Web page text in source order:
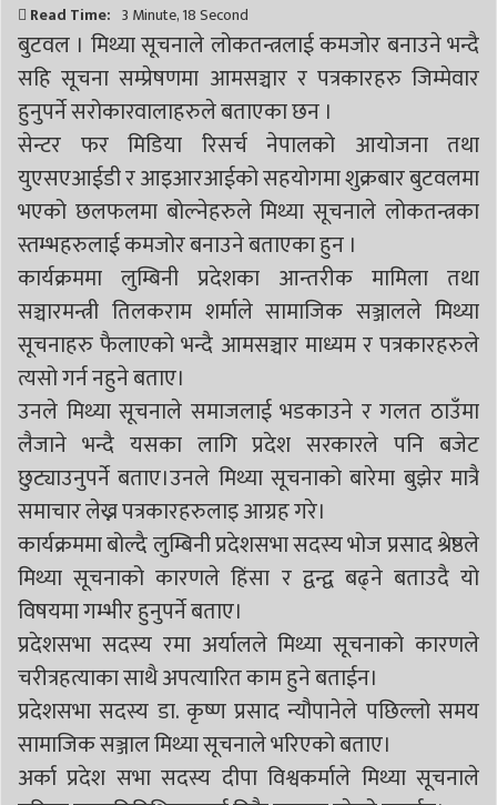
Read Time: 3 Minute, 18 Second
बुटवल । मिथ्या सूचनाले लोकतन्त्रलाई कमजोर बनाउने भन्दै
सहि सूचना सम्प्रेषणमा आमसञ्चार र पत्रकारहरु जिम्मेवार
हुनुपर्ने सरोकारवालाहरुले बताएका छन ।
सेन्टर फर मिडिया रिसर्च नेपालको आयोजना तथा
युएसएआईडी र आइआरआईको सहयोगमा शुक्रबार बुटवलमा
भएको छलफलमा बोल्नेहरुले मिथ्या सूचनाले लोकतन्त्रका
स्तम्भहरुलाई कमजोर बनाउने बताएका हुन ।
कार्यक्रममा लुम्बिनी प्रदेशका आन्तरीक मामिला तथा
सञ्चारमन्त्री तिलकराम शर्माले सामाजिक सञ्जालले मिथ्या
सूचनाहरु फैलाएको भन्दै आमसञ्चार माध्यम र पत्रकारहरुले
त्यसो गर्न नहुने बताए।
उनले मिथ्या सूचनाले समाजलाई भडकाउने र गलत ठाउँमा
लैजाने भन्दै यसका लागि प्रदेश सरकारले पनि बजेट
छुट्याउनुपर्ने बताए।उनले मिथ्या सूचनाको बारेमा बुझेर मात्रै
समाचार लेख्न पत्रकारहरुलाइ आग्रह गरे।
कार्यक्रममा बोल्दै लुम्बिनी प्रदेशसभा सदस्य भोज प्रसाद श्रेष्ठले
मिथ्या सूचनाको कारणले हिंसा र द्वन्द्व बढ्ने बताउदै यो
विषयमा गम्भीर हुनुपर्ने बताए।
प्रदेशसभा सदस्य रमा अर्यालले मिथ्या सूचनाको कारणले
चरीत्रहत्याका साथै अपत्यारित काम हुने बताईन।
प्रदेशसभा सदस्य डा. कृष्ण प्रसाद न्यौपानेले पछिल्लो समय
सामाजिक सञ्जाल मिथ्या सूचनाले भरिएको बताए।
अर्का प्रदेश सभा सदस्य दीपा विश्वकर्माले मिथ्या सूचनाले